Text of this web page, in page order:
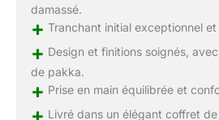
damassé.
+ Tranchant initial exceptionnel
+ Design et finitions soignés,
de pakka.
+ Prise en main équilibrée et
Livré dans un élégant coffret